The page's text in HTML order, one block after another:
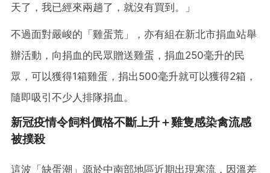
天了，我已經來兩趟了，就沒有買到。」
不過面對嚴峻的「雞蛋荒」，亦有組在新北市捐血站舉
辦活動，向捐血的民眾贈送雞蛋，捐血250毫升的民
眾，可以獲得1箱雞蛋，捐出500毫升就可以獲得2箱，
隨即吸引不少人排隊捐血。
新冠疫情令飼料價格不斷上升＋雞隻感染禽流感
被撲殺
這波「缺蛋潮」源於中南部地區近期出現寒流，因溫差